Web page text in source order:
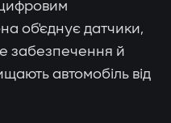
цифровим
об'єднує датчики,
забезпечення й
автомобіль від